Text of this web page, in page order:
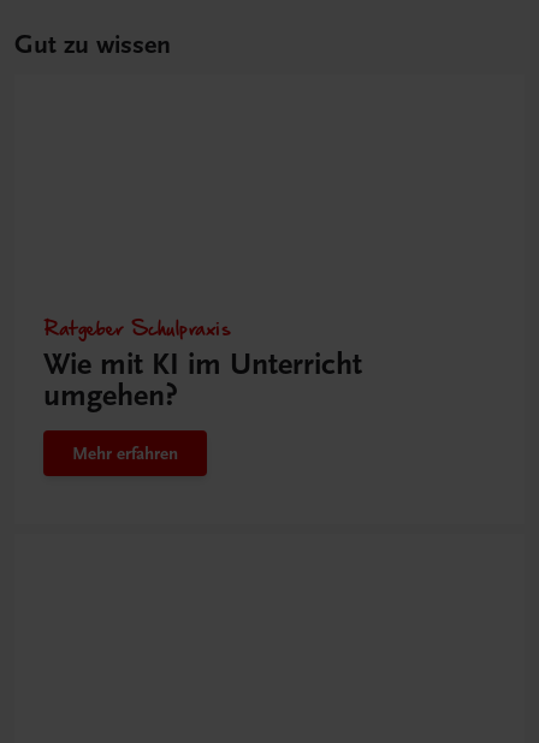
Gut zu wissen
Ratgeber Schulpraxis
Wie mit KI im Unterricht
umgehen?
Mehr erfahren